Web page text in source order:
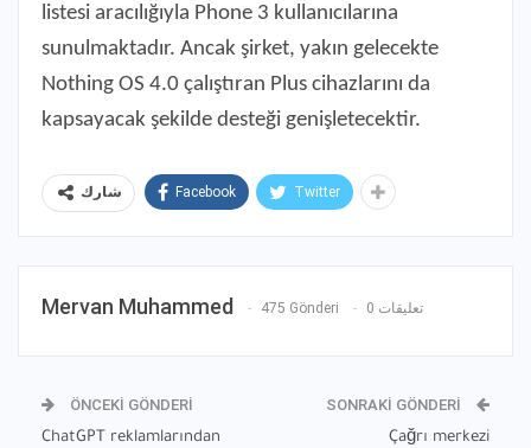
listesi aracılığıyla Phone 3 kullanıcılarına
sunulmaktadır. Ancak şirket, yakın gelecekte
Nothing OS 4.0 çalıştıran Plus cihazlarını da
kapsayacak şekilde desteği genişletecektir.
شارك Facebook Twitter
Mervan Muhammed 475 Gönderi 0 تعليقات
ÖNCEKI GÖNDERI
ChatGPT reklamlarından
SONRAKI GÖNDERI
Çağrı merkezi